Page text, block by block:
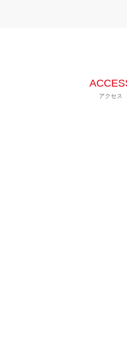
アクセス